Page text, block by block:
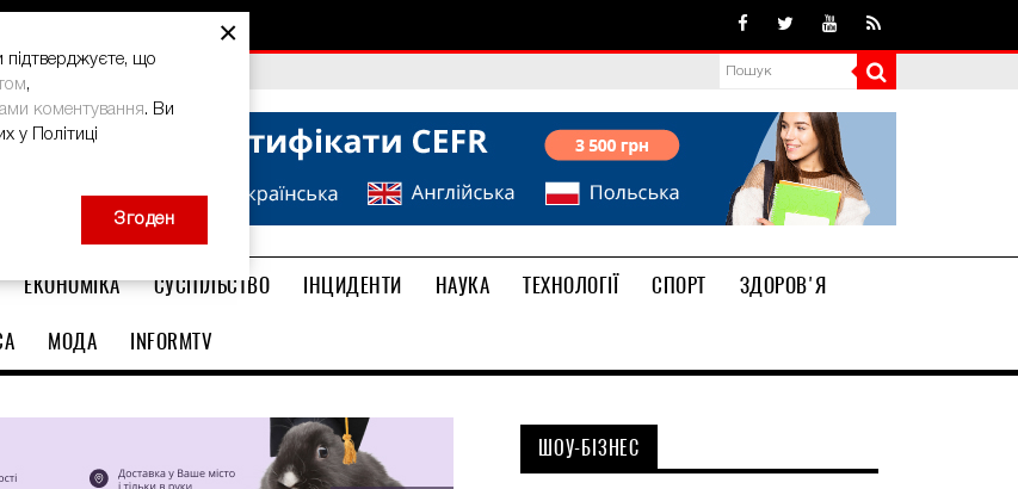
Prize-2026
ЕКОНОМІКА СУСПІЛЬСТВО ІНЦИДЕНТИ НАУКА ТЕХНОЛОГІЇ СПОРТ
ЗДОРОВ'Я
МОДА INFORMTV
ШОУ-БІЗНЕС
×
підтверджуєте, що
,
коментування. Ви
у Політиці
Згоден